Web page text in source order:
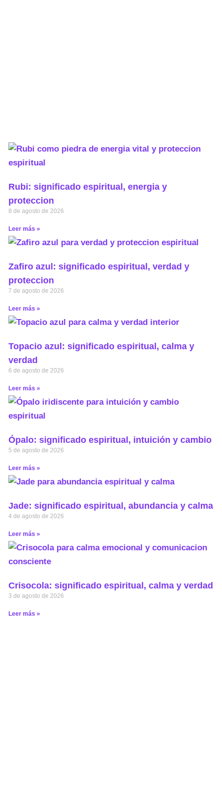
Rubi: significado espiritual, energia y
proteccion
8 de agosto de 2026
Leer más »
Zafiro azul: significado espiritual, verdad y
proteccion
7 de agosto de 2026
Leer más »
Topacio azul: significado espiritual, calma y
verdad
6 de agosto de 2026
Leer más »
Ópalo: significado espiritual, intuición y cambio
5 de agosto de 2026
Leer más »
Jade: significado espiritual, abundancia y calma
4 de agosto de 2026
Leer más »
Crisocola: significado espiritual, calma y verdad
3 de agosto de 2026
Leer más »